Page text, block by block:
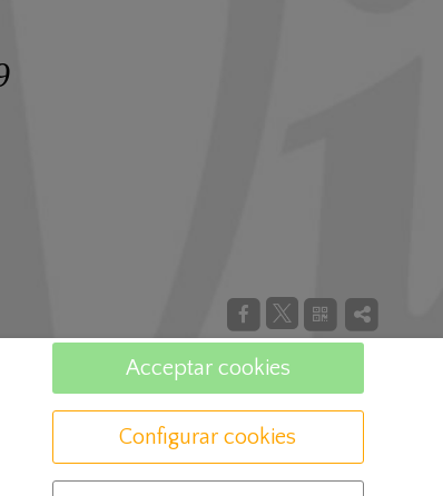
Acceptar cookies
Configurar cookies